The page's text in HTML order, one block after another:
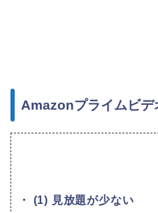
Amazonプライムビデ
・ (1) 見放題が少ない